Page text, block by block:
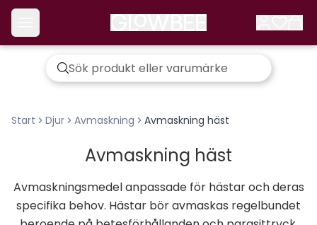
Start Djur Avmaskning Avmaskning häst
Avmaskning häst
Avmaskningsmedel anpassade för hästar och deras
specifika behov. Hästar bör avmaskas regelbundet